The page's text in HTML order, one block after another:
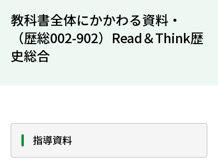
教科書全体にかかわる資料・
（歴総002-902）Read＆Think歴
史総合
指導資料